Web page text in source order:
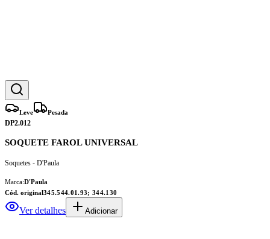
Leve Pesada
DP2.012
SOQUETE FAROL UNIVERSAL
Soquetes - D'Paula
Marca:D'Paula
Cód. original345.544.01.93; 344.130
Ver detalhes Adicionar